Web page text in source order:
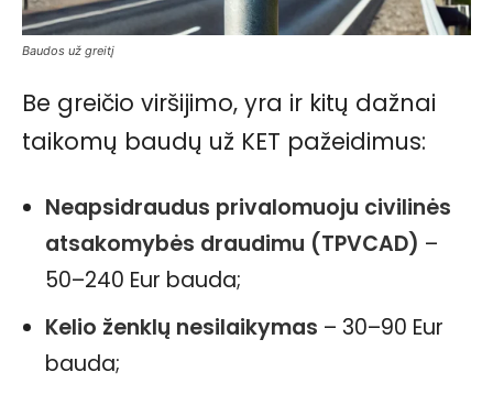
Baudos už greitį
Be greičio viršijimo, yra ir kitų dažnai
taikomų baudų už KET pažeidimus:
Neapsidraudus privalomuoju civilinės
atsakomybės draudimu (TPVCAD) –
50–240 Eur bauda;
Kelio ženklų nesilaikymas – 30–90 Eur
bauda;